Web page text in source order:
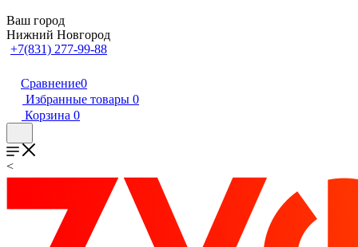
Ваш город
Нижний Новгород
+7(831) 277-99-88
Сравнение0
Избранные товары 0
Корзина 0
<